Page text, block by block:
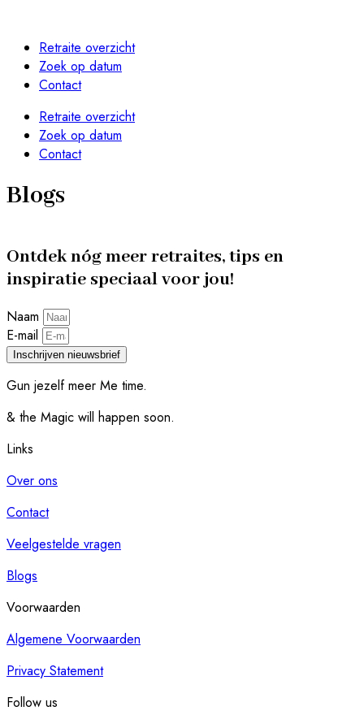
Retraite overzicht
Zoek op datum
Contact
Retraite overzicht
Zoek op datum
Contact
Blogs
BLOGS
BLOGS
Weekend alleen weg: jouw tijd voor ultieme
10 x Retreats speciaal voor vrouwen die
BLOGS
Ontdek nóg meer retraites, tips en
inspiratie speciaal voor jou!
Naam
E-mail
Inschrijven nieuwsbrief
Gun jezelf meer Me time.​
& the Magic will happen soon.
Links
Over ons
Contact
Veelgestelde vragen
Blogs
Voorwaarden
Algemene Voorwaarden
Privacy Statement
Follow us